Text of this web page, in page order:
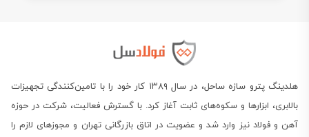
هلدینگ پترو سازه ساحل، در سال ۱۳۸۹ کار خود را با تامین‌کنندگی تجهیزات
بالابری، ابزارها و سکوه‌های ثابت آغاز کرد. با گسترش فعالیت، شرکت در حوزه
آهن و فولاد نیز وارد شد و عضویت در اتاق بازرگانی تهران و مجوزهای لازم را